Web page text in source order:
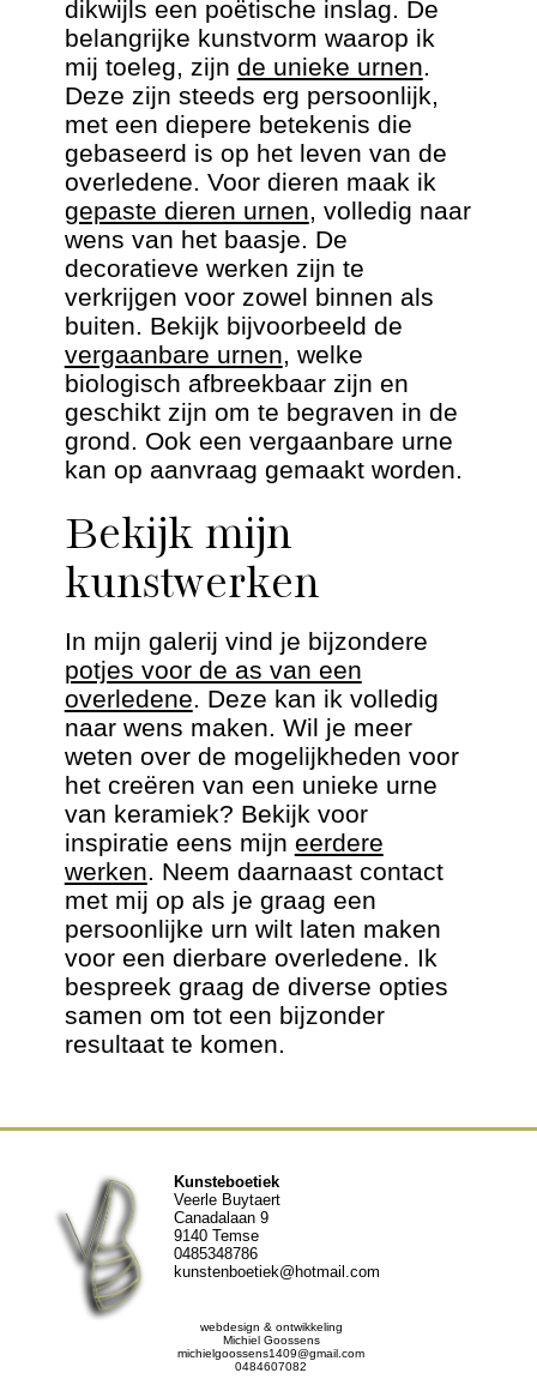
dikwijls een poëtische inslag. De
belangrijke kunstvorm waarop ik
mij toeleg, zijn de unieke urnen.
Deze zijn steeds erg persoonlijk,
met een diepere betekenis die
gebaseerd is op het leven van de
overledene. Voor dieren maak ik
gepaste dieren urnen, volledig naar
wens van het baasje. De
decoratieve werken zijn te
verkrijgen voor zowel binnen als
buiten. Bekijk bijvoorbeeld de
vergaanbare urnen, welke
biologisch afbreekbaar zijn en
geschikt zijn om te begraven in de
grond. Ook een vergaanbare urne
kan op aanvraag gemaakt worden.
Bekijk mijn
kunstwerken
In mijn galerij vind je bijzondere
potjes voor de as van een
overledene. Deze kan ik volledig
naar wens maken. Wil je meer
weten over de mogelijkheden voor
het creëren van een unieke urne
van keramiek? Bekijk voor
inspiratie eens mijn eerdere
werken. Neem daarnaast contact
met mij op als je graag een
persoonlijke urn wilt laten maken
voor een dierbare overledene. Ik
bespreek graag de diverse opties
samen om tot een bijzonder
resultaat te komen.
Kunsteboetiek
Veerle Buytaert
Canadalaan 9
9140 Temse
0485348786
kunstenboetiek@hotmail.com
webdesign & ontwikkeling
Michiel Goossens
michielgoossens1409@gmail.com
0484607082